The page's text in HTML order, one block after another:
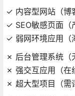
✓ 内容型网站（博
✓ SEO敏感页面（
✓ 弱网环境应用（
✗ 后台管理系统（
✗ 强交互应用（在
✗ 超大型项目（需